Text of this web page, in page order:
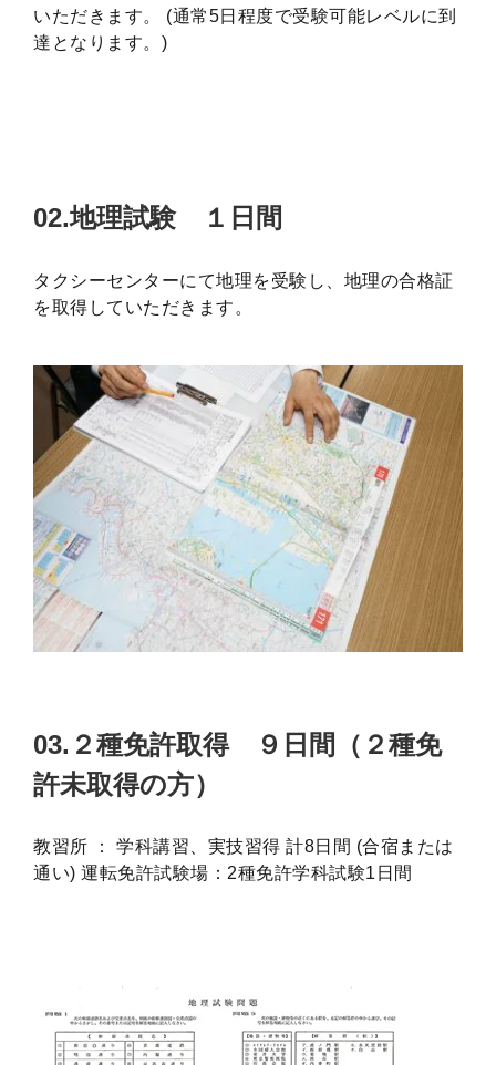
いただきます。 (通常5日程度で受験可能レベルに到
達となります。)
02.地理試験 １日間
タクシーセンターにて地理を受験し、地理の合格証
を取得していただきます。
03.２種免許取得 ９日間（２種免
許未取得の方）
教習所 ： 学科講習、実技習得 計8日間 (合宿または
通い) 運転免許試験場：2種免許学科試験1日間